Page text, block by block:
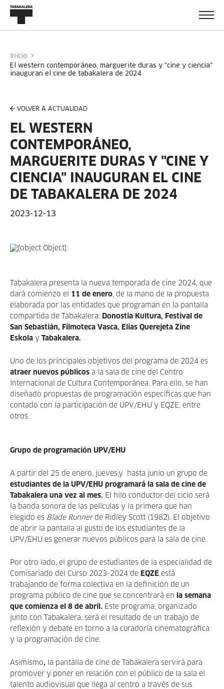
Inicio
el western contemporáneo, marguerite duras y "cine y ciencia"
inauguran el cine de tabakalera de 2024
VOLVER A ACTUALIDAD
EL WESTERN
CONTEMPORÁNEO,
MARGUERITE DURAS Y "CINE Y
CIENCIA" INAUGURAN EL CINE
DE TABAKALERA DE 2024
2023-12-13
Tabakalera presenta la nueva temporada de cine 2024, que
dará comienzo el 11 de enero, de la mano de la propuesta
elaborada por las entidades que programan en la pantalla
compartida de Tabakalera: Donostia Kultura, Festival de
San Sebastián, Filmoteca Vasca, Elías Querejeta Zine
Eskola y Tabakalera.
Uno de los principales objetivos del programa de 2024 es
atraer nuevos públicos a la sala de cine del Centro
Internacional de Cultura Contemporánea. Para ello, se han
diseñado propuestas de programación específicas que han
contado con la participación de UPV/EHU y EQZE, entre
otros.
Grupo de programación UPV/EHU
A partir del 25 de enero, jueves,y hasta junio un grupo de
estudiantes de la UPV/EHU programará la sala de cine de
Tabakalera una vez al mes. El hilo conductor del ciclo será
la banda sonora de las películas y la primera que han
elegido es Blade Runnerde Ridley Scott (1982). El objetivo
de abrir la pantalla al gusto de los estudiantes de la
UPV/EHU es generar nuevos públicos para la sala de cine.
Por otro lado, el grupo de estudiantes de la especialidad de
Comisariado del Curso 2023-2024 de EQZE está
trabajando de forma colectiva en la definición de un
programa público de cine que se concentrará en la semana
que comienza el 8 de abril. Este programa, organizado
junto con Tabakalera, será el resultado de un trabajo de
reflexión y debate en torno a la curadoría cinematográfica
y la programación de cine.
Asimismo,
la pantalla de cine de Tabakalera servirá para
promover y poner en relación con el público de la sala el
talento audiovisual que llega al centro a través de sus